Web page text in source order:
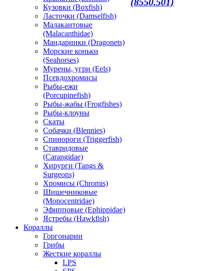
Кузовки (Boxfish)
Ласточки (Damselfish)
Малакантовые
(Malacanthidae)
Мандаринки (Dragonets)
Морские коньки
(Seahorses)
Мурены, угри (Eels)
Псевдохромисы
Рыбы-ежи
(Porcupinefish)
Рыбы-жабы (Frogfishes)
Рыбы-клоуны
Скаты
Собачки (Blennies)
Спинороги (Triggerfish)
Ставридовые
(Carangidae)
Хирурги (Tangs &
Surgeons)
Хромисы (Chromis)
Шишечниковые
(Monocentridae)
Эфипповые (Ephippidae)
Ястребы (Hawkfish)
Кораллы
Горгонарии
Грибы
Жесткие кораллы
LPS